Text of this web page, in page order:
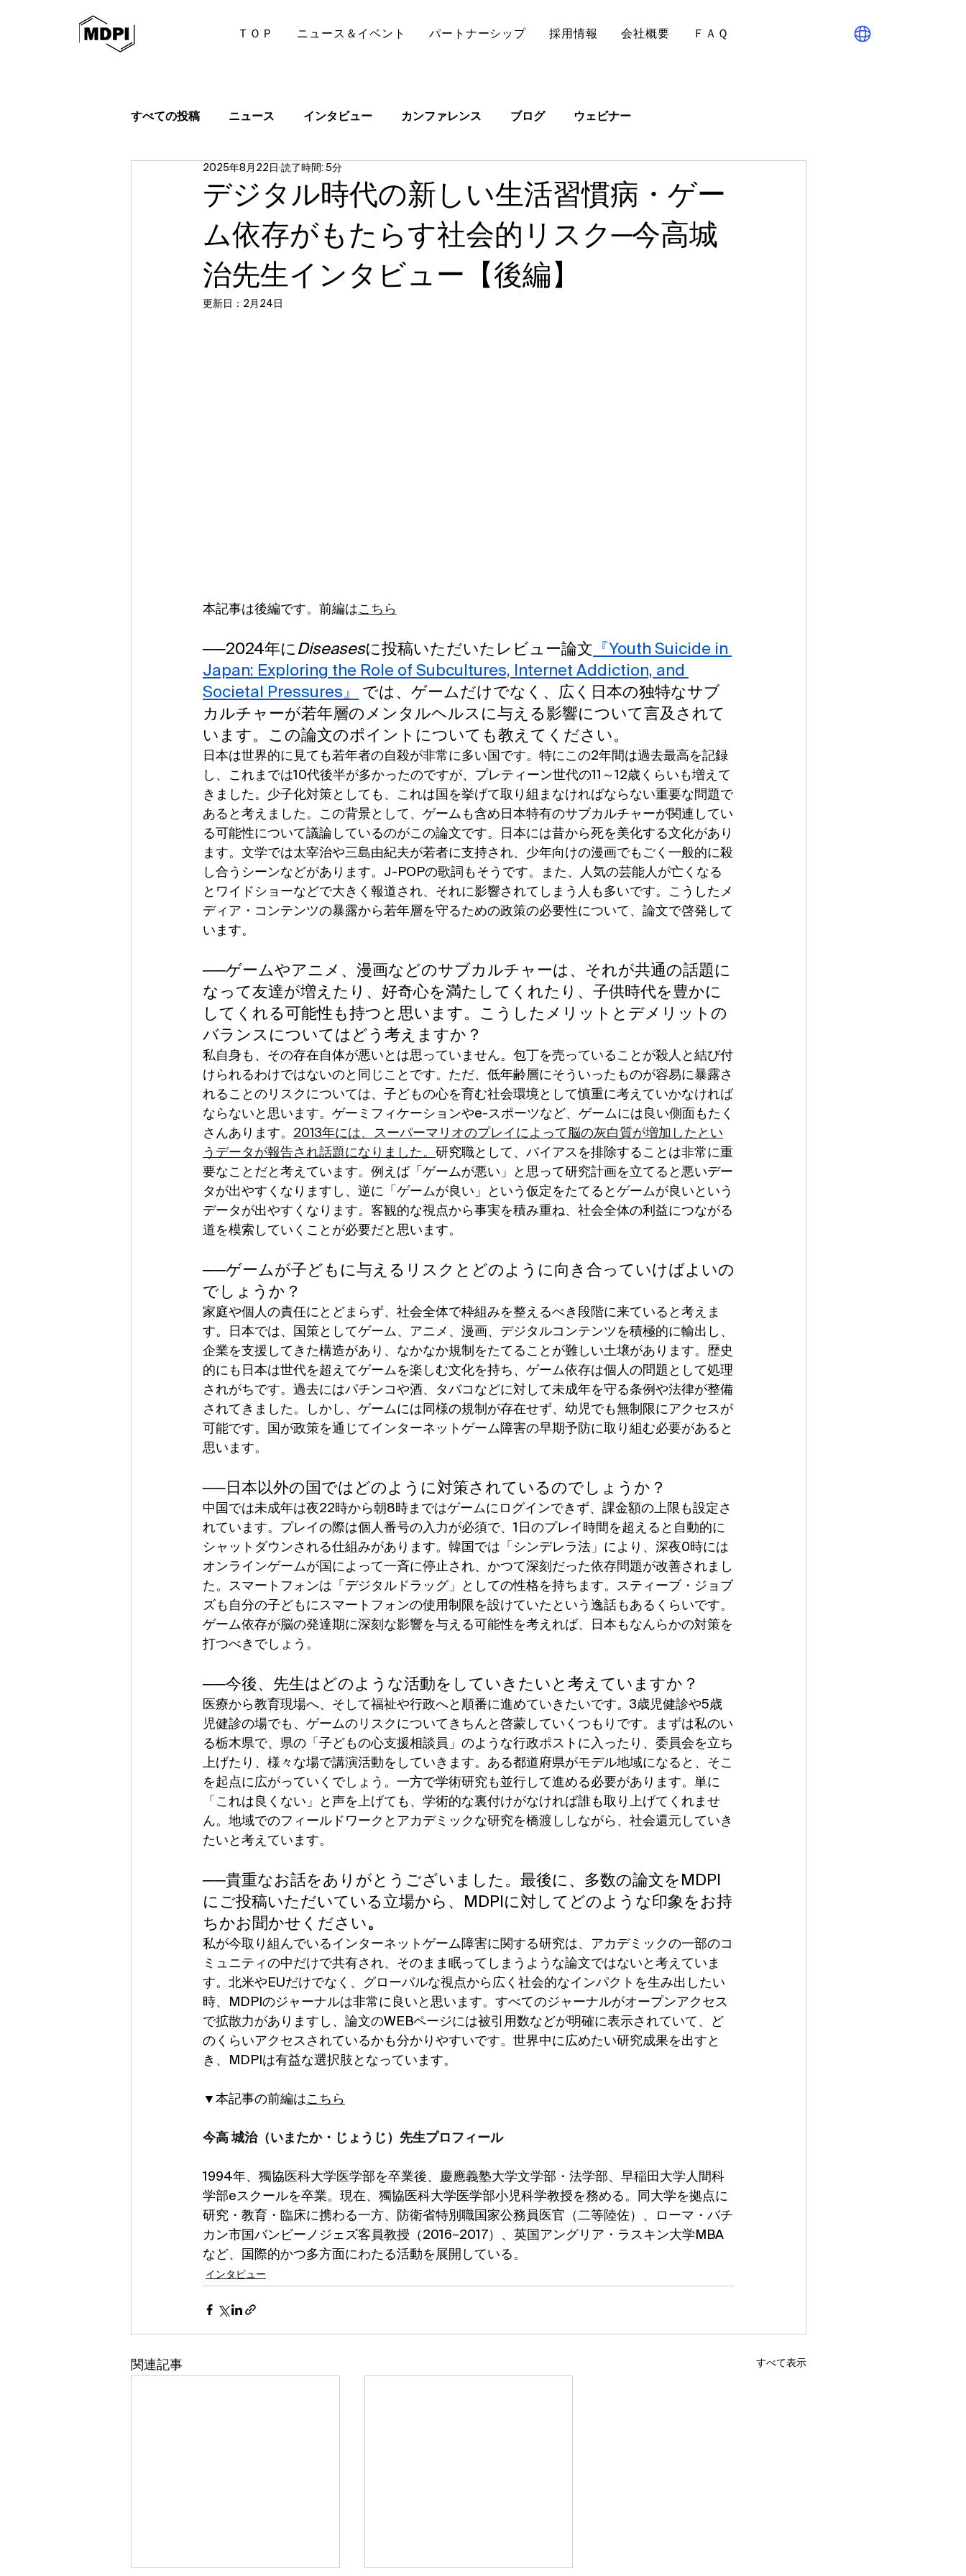
ＴＯＰ ニュース＆イベント パートナーシップ 採用情報 会社概要 ＦＡＱ
すべての投稿 ニュース インタビュー カンファレンス ブログ ウェビナー
デジタル時代の新しい生活習慣病・ゲー
ム依存がもたらす社会的リスク─今高城
治先生インタビュー【後編】
2025年8月22日 読了時間: 5分
更新日： 2月24日
本記事は後編です。前編はこちら
──2024年に Diseasesに投稿いただいたレビュー論文 『Youth Suicide in
Japan: Exploring the Role of Subcultures, Internet Addiction, and
Societal Pressures』
では、ゲームだけでなく、広く日本の独特なサブ
カルチャーが若年層のメンタルヘルスに与える影響について言及されて
います。この論文のポイントについても教えてください。
日本は世界的に見ても若年者の自殺が非常に多い国です。特にこの2年間は過去最高を記録
し、これまでは10代後半が多かったのですが、プレティーン世代の11～12歳くらいも増えて
きました。少子化対策としても、これは国を挙げて取り組まなければならない重要な問題で
あると考えました。この背景として、ゲームも含め日本特有のサブカルチャーが関連してい
る可能性について議論しているのがこの論文です。日本には昔から死を美化する文化があり
ます。文学では太宰治や三島由紀夫が若者に支持され、少年向けの漫画でもごく一般的に殺
し合うシーンなどがあります。J-POPの歌詞もそうです。また、人気の芸能人が亡くなる
とワイドショーなどで大きく報道され、それに影響されてしまう人も多いです。こうしたメ
ディア・コンテンツの暴露から若年層を守るための政策の必要性について、論文で啓発して
います。
──ゲームやアニメ、漫画などのサブカルチャーは、それが共通の話題に
なって友達が増えたり、好奇心を満たしてくれたり、子供時代を豊かに
してくれる可能性も持つと思います。こうしたメリットとデメリットの
バランスについてはどう考えますか？
私自身も、その存在自体が悪いとは思っていません。包丁を売っていることが殺人と結び付
けられるわけではないのと同じことです。ただ、低年齢層にそういったものが容易に暴露さ
れることのリスクについては、子どもの心を育む社会環境として慎重に考えていかなければ
ならないと思います。ゲーミフィケーションやe-スポーツなど、ゲームには良い側面もたく
さんあります。 2013年には、スーパーマリオのプレイによって脳の灰白質が増加したとい
うデータが報告され話題になりました。 研究職として、バイアスを排除することは非常に重
要なことだと考えています。例えば「ゲームが悪い」と思って研究計画を立てると悪いデー
タが出やすくなりますし、逆に「ゲームが良い」という仮定をたてるとゲームが良いという
データが出やすくなります。客観的な視点から事実を積み重ね、社会全体の利益につながる
道を模索していくことが必要だと思います。
──ゲームが子どもに与えるリスクとどのように向き合っていけばよいの
でしょうか？
家庭や個人の責任にとどまらず、社会全体で枠組みを整えるべき段階に来ていると考えま
す。日本では、国策としてゲーム、アニメ、漫画、デジタルコンテンツを積極的に輸出し、
企業を支援してきた構造があり、なかなか規制をたてることが難しい土壌があります。歴史
的にも日本は世代を超えてゲームを楽しむ文化を持ち、ゲーム依存は個人の問題として処理
されがちです。過去にはパチンコや酒、タバコなどに対して未成年を守る条例や法律が整備
されてきました。しかし、ゲームには同様の規制が存在せず、幼児でも無制限にアクセスが
可能です。国が政策を通じてインターネットゲーム障害の早期予防に取り組む必要があると
思います。
──日本以外の国ではどのように対策されているのでしょうか？
中国では未成年は夜22時から朝8時まではゲームにログインできず、課金額の上限も設定さ
れています。プレイの際は個人番号の入力が必須で、1日のプレイ時間を超えると自動的に
シャットダウンされる仕組みがあります。韓国では「シンデレラ法」により、深夜0時には
オンラインゲームが国によって一斉に停止され、かつて深刻だった依存問題が改善されまし
た。スマートフォンは「デジタルドラッグ」としての性格を持ちます。スティーブ・ジョブ
ズも自分の子どもにスマートフォンの使用制限を設けていたという逸話もあるくらいです。
ゲーム依存が脳の発達期に深刻な影響を与える可能性を考えれば、日本もなんらかの対策を
打つべきでしょう。
──今後、先生はどのような活動をしていきたいと考えていますか？
医療から教育現場へ、そして福祉や行政へと順番に進めていきたいです。3歳児健診や5歳
児健診の場でも、ゲームのリスクについてきちんと啓蒙していくつもりです。まずは私のい
る栃木県で、県の「子どもの心支援相談員」のような行政ポストに入ったり、委員会を立ち
上げたり、様々な場で講演活動をしていきます。ある都道府県がモデル地域になると、そこ
を起点に広がっていくでしょう。一方で学術研究も並行して進める必要があります。単に
「これは良くない」と声を上げても、学術的な裏付けがなければ誰も取り上げてくれませ
ん。地域でのフィールドワークとアカデミックな研究を橋渡ししながら、社会還元していき
たいと考えています。
──貴重なお話をありがとうございました。最後に、多数の論文をMDPI
にご投稿いただいている立場から、MDPIに対してどのような印象をお持
ちかお聞かせください。
私が今取り組んでいるインターネットゲーム障害に関する研究は、アカデミックの一部のコ
ミュニティの中だけで共有され、そのまま眠ってしまうような論文ではないと考えていま
す。北米やEUだけでなく、グローバルな視点から広く社会的なインパクトを生み出したい
時、MDPIのジャーナルは非常に良いと思います。すべてのジャーナルがオープンアクセス
で拡散力がありますし、論文のWEBページには被引用数などが明確に表示されていて、ど
のくらいアクセスされているかも分かりやすいです。世界中に広めたい研究成果を出すと
き、MDPIは有益な選択肢となっています。
▼本記事の前編はこちら
今高 城治（いまたか・じょうじ）先生プロフィール
1994年、獨協医科大学医学部を卒業後、慶應義塾大学文学部・法学部、早稲田大学人間科
学部eスクールを卒業。現在、獨協医科大学医学部小児科学教授を務める。同大学を拠点に
研究・教育・臨床に携わる一方、防衛省特別職国家公務員医官（二等陸佐）、ローマ・バチ
カン市国バンビーノジェズ客員教授（2016–2017）、英国アングリア・ラスキン大学MBA
など、国際的かつ多方面にわたる活動を展開している。
インタビュー
関連記事 すべて表示